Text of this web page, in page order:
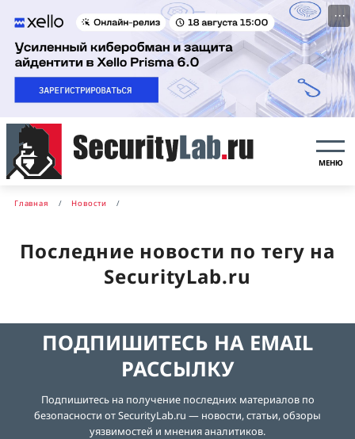
···
МЕНЮ
Главная Новости
Последние новости по тегу на
SecurityLab.ru
ПОДПИШИТЕСЬ НА EMAIL
РАССЫЛКУ
Подпишитесь на получение последних материалов по
безопасности от SecurityLab.ru — новости, статьи, обзоры
уязвимостей и мнения аналитиков.